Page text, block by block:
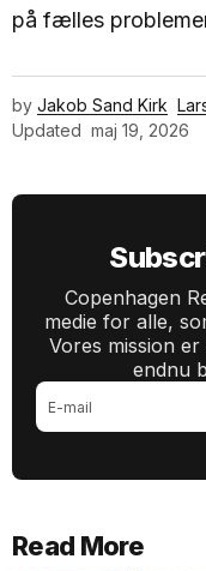
på fælles
by Jakob Sand Kirk
Updated maj 19, 2026
Copenhagen
medie for alle,
Vores mission
endnu
Read More